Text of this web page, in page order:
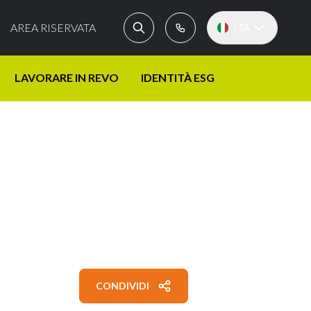
AREA RISERVATA
LAVORARE IN REVO IDENTITÀ ESG
CONDIVIDI